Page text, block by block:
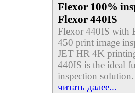
Flexor 100%
Flexor 440IS
Flexor 440IS with
450 print image
JET HR 4K
440IS is the ideal
inspection
читать далее...